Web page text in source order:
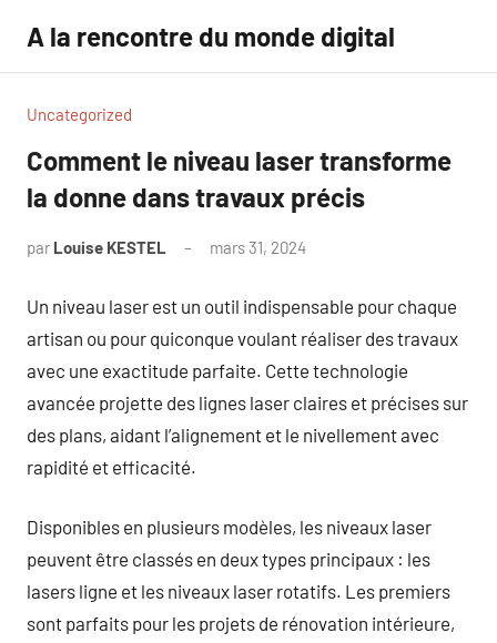
contenu
A la rencontre du monde digital
Uncategorized
Comment le niveau laser transforme
la donne dans travaux précis
par Louise KESTEL mars 31, 2024
Un niveau laser est un outil indispensable pour chaque
artisan ou pour quiconque voulant réaliser des travaux
avec une exactitude parfaite. Cette technologie
avancée projette des lignes laser claires et précises sur
des plans, aidant l’alignement et le nivellement avec
rapidité et efficacité.
Disponibles en plusieurs modèles, les niveaux laser
peuvent être classés en deux types principaux : les
lasers ligne et les niveaux laser rotatifs. Les premiers
sont parfaits pour les projets de rénovation intérieure,